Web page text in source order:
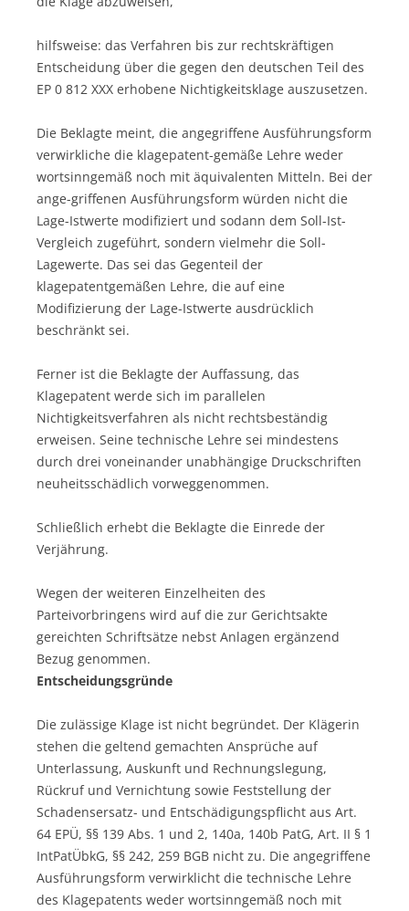
hilfsweise: das Verfahren bis zur rechtskräftigen
Entscheidung über die gegen den deutschen Teil des
EP 0 812 XXX erhobene Nichtigkeitsklage auszusetzen.
Die Beklagte meint, die angegriffene Ausführungsform
verwirkliche die klagepatent-gemäße Lehre weder
wortsinngemäß noch mit äquivalenten Mitteln. Bei der
ange-griffenen Ausführungsform würden nicht die
Lage-Istwerte modifiziert und sodann dem Soll-Ist-
Vergleich zugeführt, sondern vielmehr die Soll-
Lagewerte. Das sei das Gegenteil der
klagepatentgemäßen Lehre, die auf eine
Modifizierung der Lage-Istwerte ausdrücklich
beschränkt sei.
Ferner ist die Beklagte der Auffassung, das
Klagepatent werde sich im parallelen
Nichtigkeitsverfahren als nicht rechtsbeständig
erweisen. Seine technische Lehre sei mindestens
durch drei voneinander unabhängige Druckschriften
neuheitsschädlich vorweggenommen.
Schließlich erhebt die Beklagte die Einrede der
Verjährung.
Wegen der weiteren Einzelheiten des
Parteivorbringens wird auf die zur Gerichtsakte
gereichten Schriftsätze nebst Anlagen ergänzend
Bezug genommen.
Entscheidungsgründe
Die zulässige Klage ist nicht begründet. Der Klägerin
stehen die geltend gemachten Ansprüche auf
Unterlassung, Auskunft und Rechnungslegung,
Rückruf und Vernichtung sowie Feststellung der
Schadensersatz- und Entschädigungspflicht aus Art.
64 EPÜ, §§ 139 Abs. 1 und 2, 140a, 140b PatG, Art. II § 1
IntPatÜbkG, §§ 242, 259 BGB nicht zu. Die angegriffene
Ausführungsform verwirklicht die technische Lehre
des Klagepatents weder wortsinngemäß noch mit